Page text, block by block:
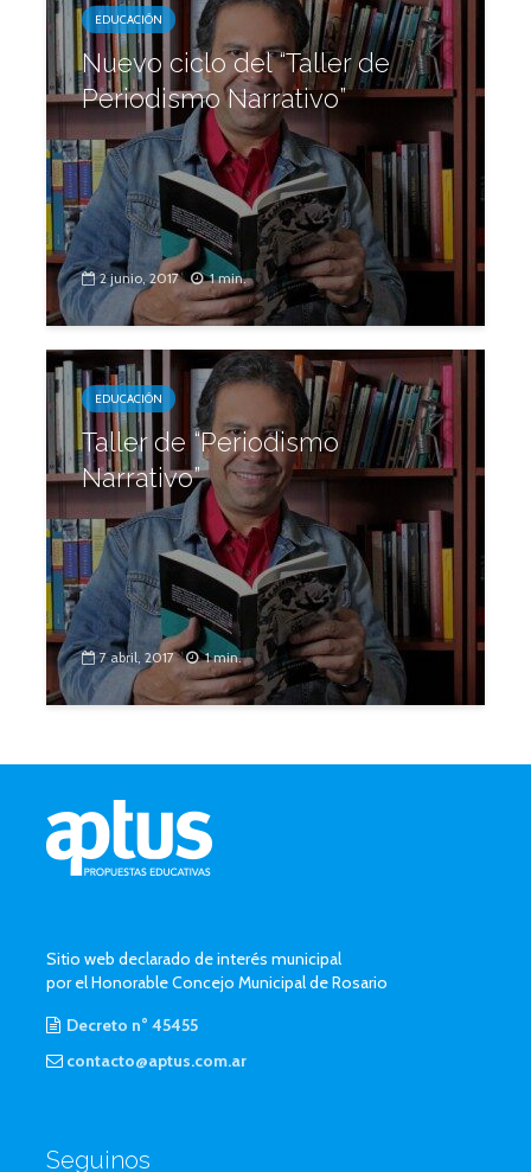
EDUCACIÓN
Nuevo ciclo del “Taller de
Periodismo Narrativo”
2 junio, 2017 1 min.
EDUCACIÓN
Taller de “Periodismo
Narrativo”
7 abril, 2017 1 min.
Sitio web declarado de interés municipal
por el Honorable Concejo Municipal de Rosario
Decreto n° 45455
contacto@aptus.com.ar
Seguinos